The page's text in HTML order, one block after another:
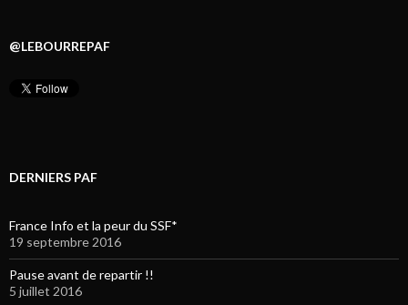
@LEBOURREPAF
DERNIERS PAF
France Info et la peur du SSF*
19 septembre 2016
Pause avant de repartir !!
5 juillet 2016